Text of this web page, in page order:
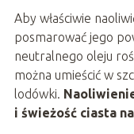
Aby właściwie
posmarować jego
neutralnego oleju
można umieścić w
lodówki.
i świeżość ciasta